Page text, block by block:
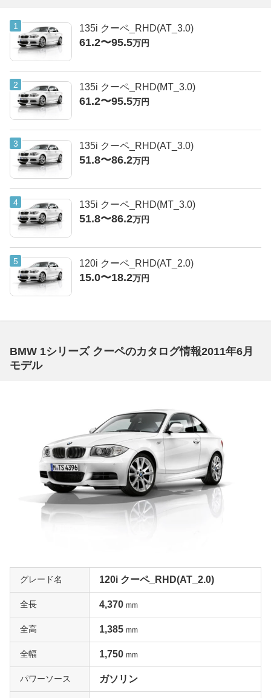
135i クーペ_RHD(AT_3.0)
61.2〜95.5万円
135i クーペ_RHD(MT_3.0)
61.2〜95.5万円
135i クーペ_RHD(AT_3.0)
51.8〜86.2万円
135i クーペ_RHD(MT_3.0)
51.8〜86.2万円
120i クーペ_RHD(AT_2.0)
15.0〜18.2万円
BMW 1シリーズ クーペのカタログ情報2011年6月
モデル
グレード名 120i クーペ_RHD(AT_2.0)
全長 4,370 mm
全高 1,385 mm
全幅 1,750 mm
パワーソース ガソリン